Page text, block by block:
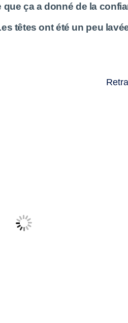
que ça a donné de la
têtes ont été un peu